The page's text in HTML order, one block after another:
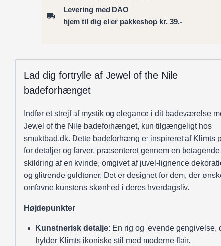
Klimt
inspiration
antal
Levering med DAO
hjem til dig eller pakkeshop kr. 39,-
Lad dig fortrylle af Jewel of the Nile
badeforhænget
Indfør et strejf af mystik og elegance i dit badeværelse
Jewel of the Nile badeforhænget, kun tilgængeligt hos
smuktbad.dk. Dette badeforhæng er inspireret af Klimts
for detaljer og farver, præsenteret gennem en betagende
skildring af en kvinde, omgivet af juvel-lignende
og glitrende guldtoner. Det er designet for dem, der
omfavne kunstens skønhed i deres hverdagsliv.
Højdepunkter
Kunstnerisk detalje: En rig og levende gengivelse,
hylder Klimts ikoniske stil med moderne flair.